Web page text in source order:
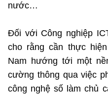
nước…
Đối với Công nghiệp
cho rằng cần thực
Nam hướng tới một
cường thông qua việc
công nghệ số làm chủ